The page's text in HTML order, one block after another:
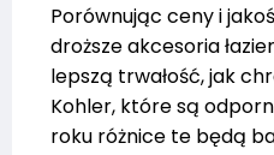
Porównując ceny i
droższe akcesoria
lepszą trwałość, jak
Kohler, które są
roku różnice te będą